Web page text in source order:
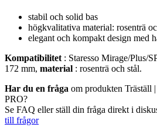
stabil och solid bas
högkvalitativa material: rosenträ
elegant och kompakt design med
Kompatibilitet : Staresso Mirage/Plus/
172 mm, material : rosenträ och stål.
Har du en fråga om produkten Träställ
PRO?
Se FAQ eller ställ din fråga direkt i
till frågor